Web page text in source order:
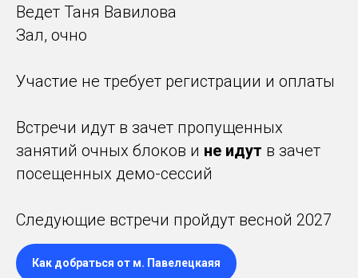
Ведет Таня Вавилова
Зал, очно
Участие не требует регистрации и оплаты
Встречи идут в зачет пропущенных
занятий очных блоков и не идут в зачет
посещенных демо-сессий
Следующие встречи пройдут весной 2027
Как добраться от м. Павелецкаяя